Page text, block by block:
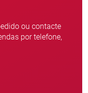
ou contacte
por telefone,